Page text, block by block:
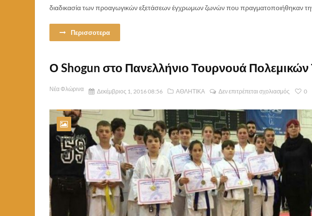
διαδικασία των προαγωγικών εξετάσεων έγχρωμων ζωνών που πραγματοποιήθηκαν
Περισσοτερα
Ο Shogun στο Πανελλήνιο Τουρνουά
Νέα Φλώρινα Δεκέμβριος 1, 2016 08:56 ΑΘΛΗΤΙΚΑ Δεν επιτρέπεται σχολιασμός 0